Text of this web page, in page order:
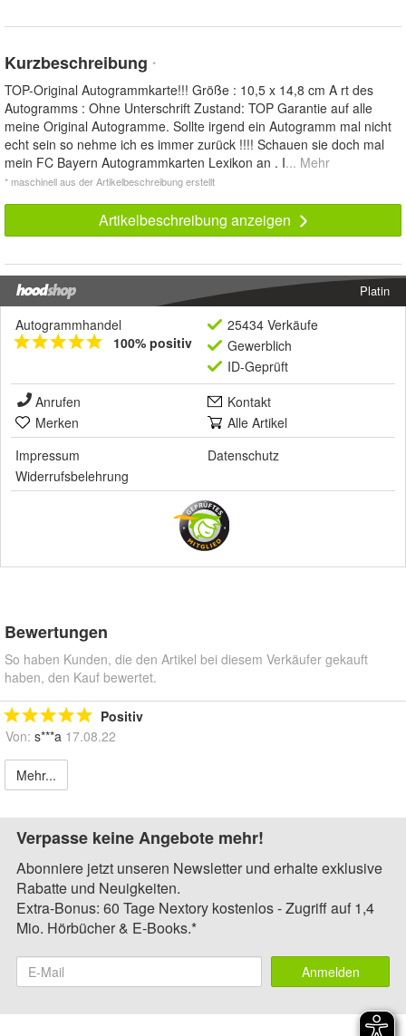
Kurzbeschreibung *
TOP-Original Autogrammkarte!!! Größe : 10,5 x 14,8 cm A rt des
Autogramms : Ohne Unterschrift Zustand: TOP Garantie auf alle
meine Original Autogramme. Sollte irgend ein Autogramm mal nicht
echt sein so nehme ich es immer zurück !!!! Schauen sie doch mal
mein FC Bayern Autogrammkarten Lexikon an . I... Mehr
* maschinell aus der Artikelbeschreibung erstellt
Artikelbeschreibung anzeigen
Platin
Autogrammhandel
100% positiv
25434 Verkäufe
Gewerblich
ID-Geprüft
Anrufen
Kontakt
Merken
Alle Artikel
Impressum
Datenschutz
Widerrufsbelehrung
Bewertungen
So haben Kunden, die den Artikel bei diesem Verkäufer gekauft
haben, den Kauf bewertet.
Positiv
Von: s***a 17.08.22
Mehr...
Verpasse keine Angebote mehr!
Abonniere jetzt unseren Newsletter und erhalte exklusive
Rabatte und Neuigkeiten.
Extra-Bonus: 60 Tage Nextory kostenlos - Zugriff auf 1,4
Mio. Hörbücher & E-Books.*
Anmelden